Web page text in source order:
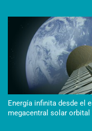
Energía infinita desde el
megacentral solar